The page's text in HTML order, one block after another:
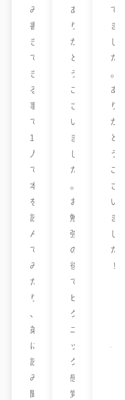
み
書
き
で
き
る
事
で
1
人
で
本
を
読
ん
で
み
た
り
、
弟
に
読
み
聞
あ
り
が
と
う
ご
ざ
い
ま
し
た
。
お
勉
強
の
後
で
ピ
ク
ニ
ッ
ク
感
覚
で
ま
し
た
。
あ
り
が
と
う
ご
ざ
い
ま
し
た
！